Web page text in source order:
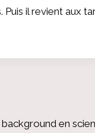
Puis il revient aux
en